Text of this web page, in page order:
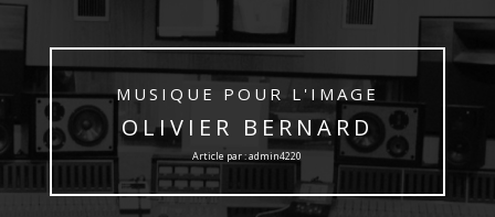
MUSIQUE POUR L'IMAGE
OLIVIER BERNARD
Article par : admin4220